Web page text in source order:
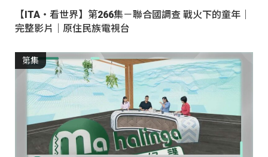
【ITA・看世界】第266集－聯合國調查 戰火下的童年｜
完整影片｜原住民族電視台
第集